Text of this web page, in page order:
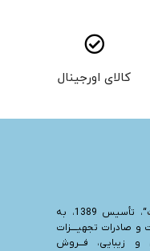
کالای اورجینال
“، تأسیس 1389، به
واردات و صادرات تجهیــــزات
و زیبایی، فـــروش